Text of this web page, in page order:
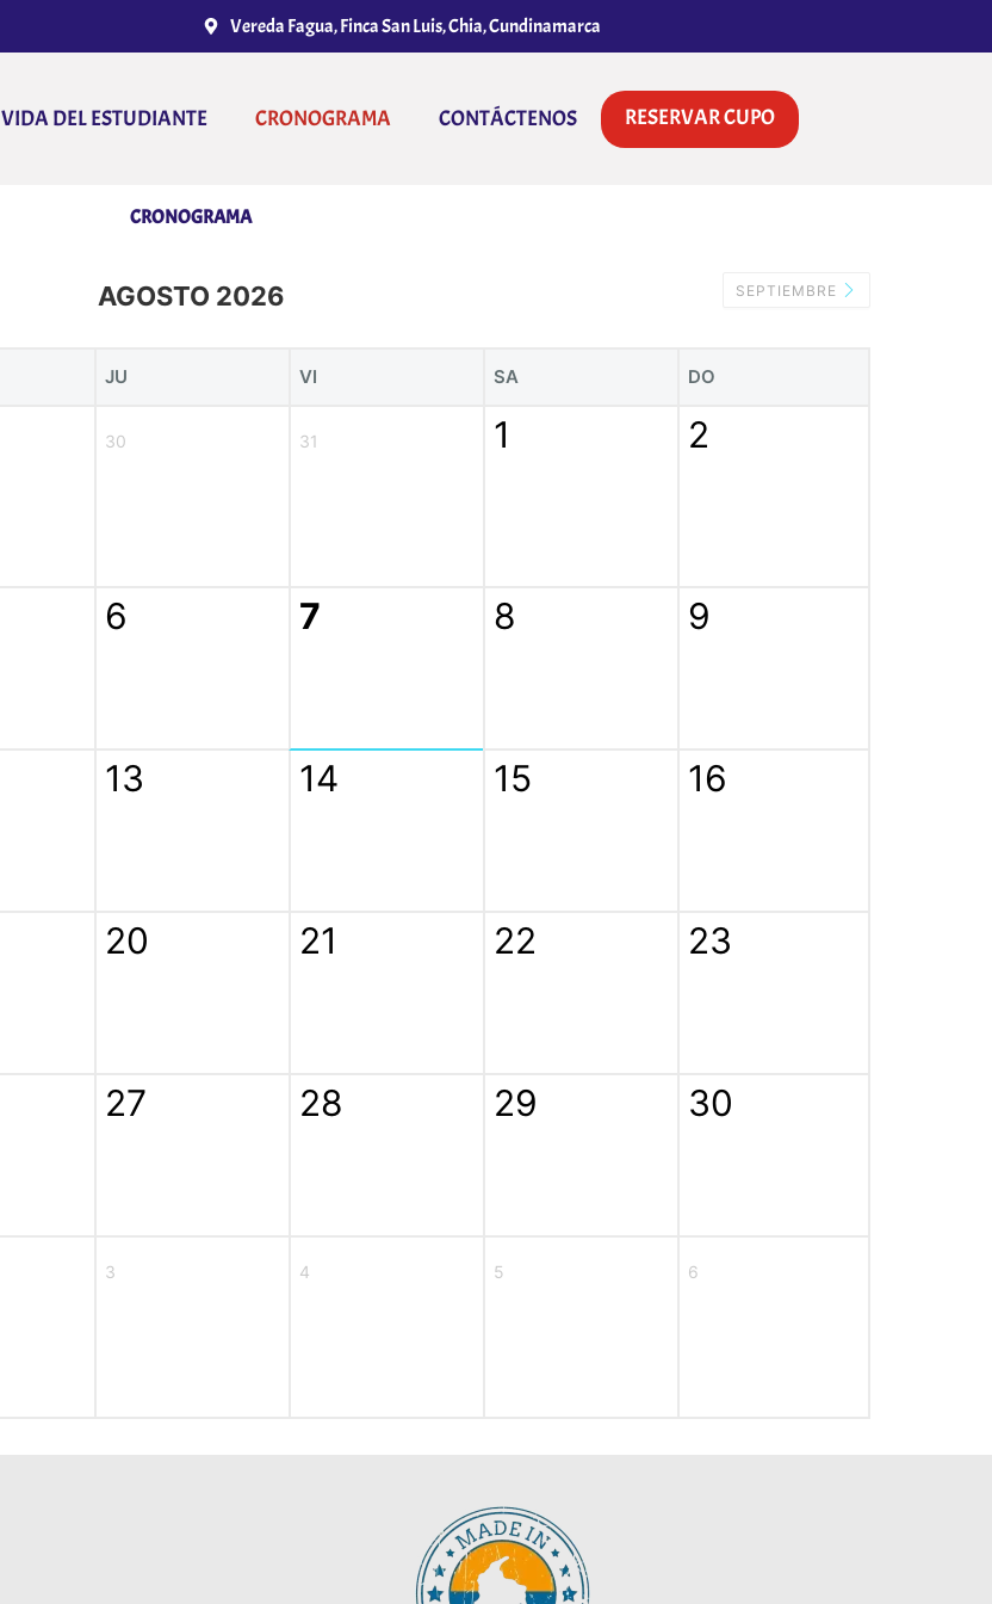
Vereda Fagua, Finca San Luis, Chia, Cundinamarca
VIDA DEL ESTUDIANTE CRONOGRAMA CONTÁCTENOS RESERVAR CUPO
CRONOGRAMA
AGOSTO 2026 SEPTIEMBRE
JU VI SA DO
30 31 1 2
6 7 8 9
13 14 15 16
20 21 22 23
27 28 29 30
3 4 5 6